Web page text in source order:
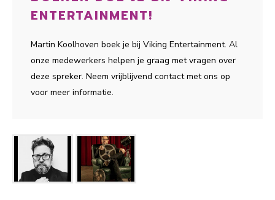
ENTERTAINMENT!
Martin Koolhoven boek je bij Viking Entertainment. Al
onze medewerkers helpen je graag met vragen over
deze spreker. Neem vrijblijvend contact met ons op
voor meer informatie.